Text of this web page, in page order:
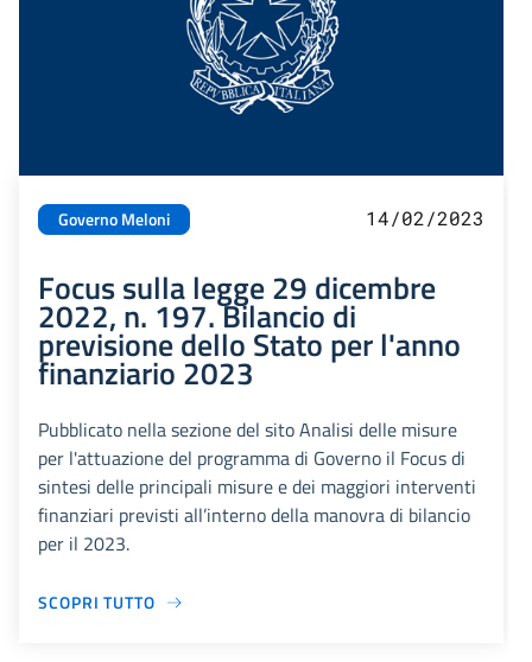
Governo Meloni 14/02/2023
Focus sulla legge 29 dicembre
2022, n. 197. Bilancio di
previsione dello Stato per l'anno
finanziario 2023
Pubblicato nella sezione del sito Analisi delle misure
per l'attuazione del programma di Governo il Focus di
sintesi delle principali misure e dei maggiori interventi
finanziari previsti all’interno della manovra di bilancio
per il 2023.
SCOPRI TUTTO